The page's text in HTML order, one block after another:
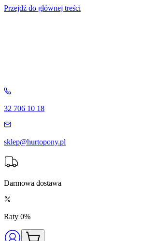
Przejdź do głównej treści
32 706 10 18
sklep@hurtopony.pl
Darmowa dostawa
Raty 0%